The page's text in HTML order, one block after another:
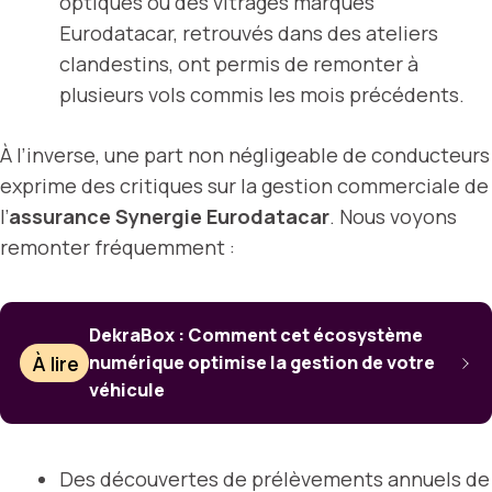
Eurodatacar, retrouvés dans des ateliers
clandestins, ont permis de remonter à
plusieurs vols commis les mois précédents.
À l’inverse, une part non négligeable de conducteurs
exprime des critiques sur la gestion commerciale de
l’assurance Synergie Eurodatacar. Nous voyons
remonter fréquemment :
À lire
DekraBox : Comment cet écosystème
numérique optimise la gestion de votre
véhicule
Des découvertes de prélèvements annuels de